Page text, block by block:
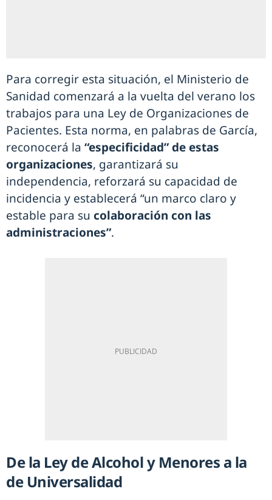
Para corregir esta situación, el Ministerio de
Sanidad comenzará a la vuelta del verano los
trabajos para una Ley de Organizaciones de
Pacientes. Esta norma, en palabras de García,
reconocerá la “especificidad” de estas
organizaciones, garantizará su
independencia, reforzará su capacidad de
incidencia y establecerá “un marco claro y
estable para su colaboración con las
administraciones”.
De la Ley de Alcohol y Menores a la
de Universalidad